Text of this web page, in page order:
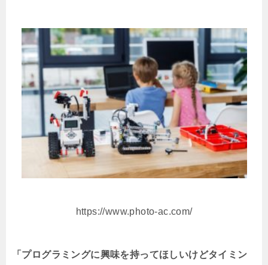
https://www.photo-ac.com/
「プログラミングに興味を持ってほしいけどタイミン